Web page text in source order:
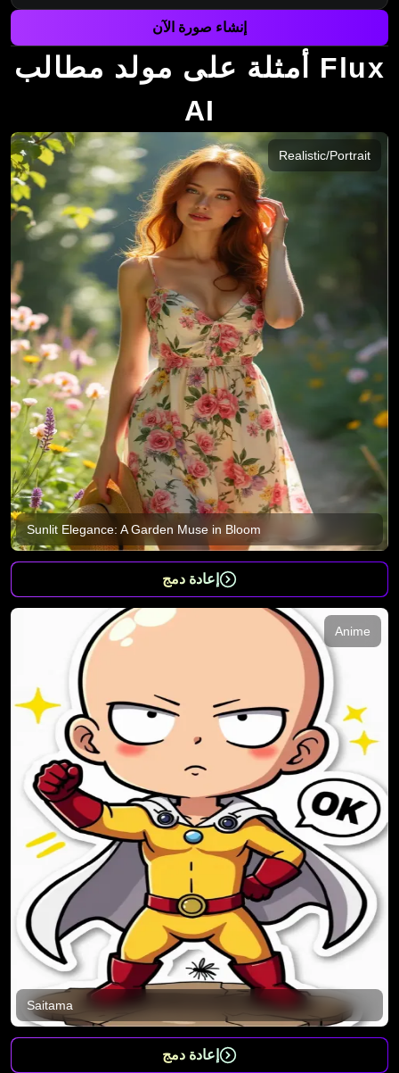
إنشاء صورة الآن
أمثلة على مولد مطالب Flux
AI
Realistic/Portrait
Sunlit Elegance: A Garden Muse in Bloom
إعادة دمج
Anime
Saitama
إعادة دمج